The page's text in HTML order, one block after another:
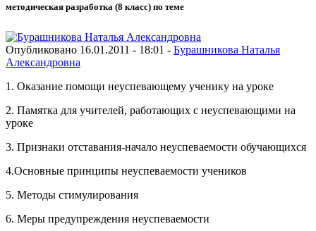
методическая разработка (8 класс) по теме
Опубликовано 16.01.2011 - 18:01 - Бурашникова Наталья
Александровна
1. Оказание помощи неуспевающему ученику на уроке
2. Памятка для учителей, работающих с неуспевающими на
уроке
3. Признаки отставания-начало неуспеваемости обучающихся
4.Основные принципы неуспеваемости учеников
5. Методы стимулирования
6. Меры предупреждения неуспеваемости